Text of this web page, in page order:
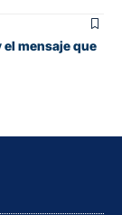
el mensaje que